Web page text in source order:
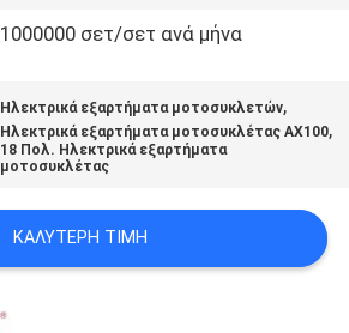
1000000 σετ/σετ ανά μήνα
Ηλεκτρικά εξαρτήματα μοτοσυκλετών,
Ηλεκτρικά εξαρτήματα μοτοσυκλέτας AX100,
18 Πολ. Ηλεκτρικά εξαρτήματα
μοτοσυκλέτας
ΚΑΛΎΤΕΡΗ ΤΙΜΉ